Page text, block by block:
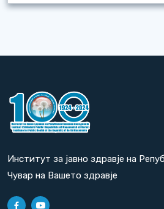
Институт за јавно здравје на
Чувар на Вашето здравје